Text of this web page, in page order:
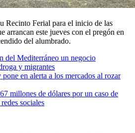
Recinto Ferial para el inicio de las
arrancan este jueves con el pregón en
del alumbrado.
del Mediterráneo un negocio
y migrantes
en alerta a los mercados al rozar
millones de dólares por un caso de
sociales